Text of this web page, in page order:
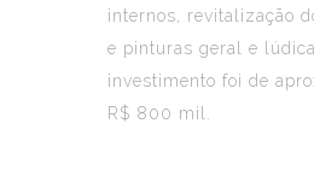
internos, revitalização
e pinturas geral e
investimento foi de
R$ 800 mil.